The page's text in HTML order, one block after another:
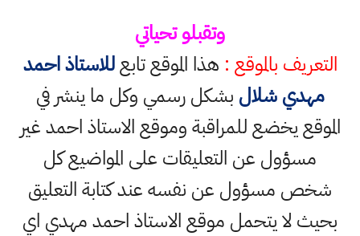
وتقبلو تحياتي
التعريف بالموقع : هذا الموقع تابعللاستاذ احمد
مهدي شلال بشكل رسمي وكل ما ينشر في
الموقع يخضع للمراقبة وموقع الاستاذ احمد غير
مسؤول عن التعليقات على المواضيع كل
شخص مسؤول عن نفسه عند كتابة التعليق
بحيث لا يتحمل موقع الاستاذ احمد مهدي اي